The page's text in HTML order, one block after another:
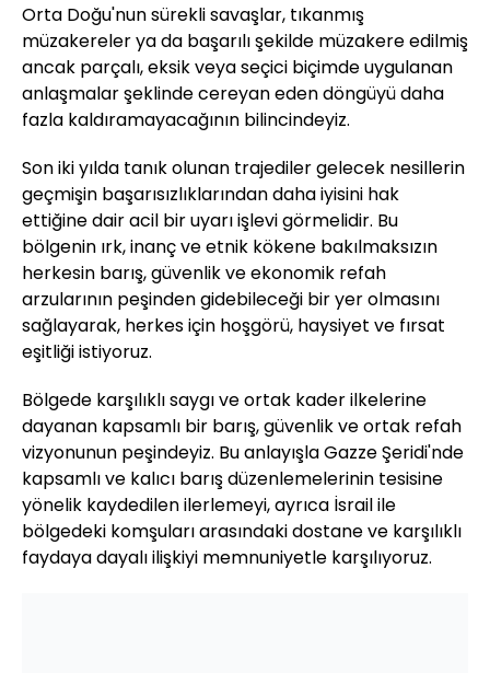
Orta Doğu'nun sürekli savaşlar, tıkanmış
müzakereler ya da başarılı şekilde müzakere edilmiş
ancak parçalı, eksik veya seçici biçimde uygulanan
anlaşmalar şeklinde cereyan eden döngüyü daha
fazla kaldıramayacağının bilincindeyiz.
Son iki yılda tanık olunan trajediler gelecek nesillerin
geçmişin başarısızlıklarından daha iyisini hak
ettiğine dair acil bir uyarı işlevi görmelidir. Bu
bölgenin ırk, inanç ve etnik kökene bakılmaksızın
herkesin barış, güvenlik ve ekonomik refah
arzularının peşinden gidebileceği bir yer olmasını
sağlayarak, herkes için hoşgörü, haysiyet ve fırsat
eşitliği istiyoruz.
Bölgede karşılıklı saygı ve ortak kader ilkelerine
dayanan kapsamlı bir barış, güvenlik ve ortak refah
vizyonunun peşindeyiz. Bu anlayışla Gazze Şeridi'nde
kapsamlı ve kalıcı barış düzenlemelerinin tesisine
yönelik kaydedilen ilerlemeyi, ayrıca İsrail ile
bölgedeki komşuları arasındaki dostane ve karşılıklı
faydaya dayalı ilişkiyi memnuniyetle karşılıyoruz.